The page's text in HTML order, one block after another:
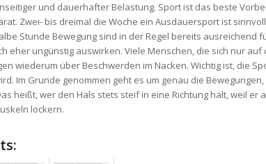
und dauerhafter Belastung. Sport ist das beste
Zwei- bis dreimal die Woche ein Ausdauersport ist
Stunde Bewegung sind in der Regel bereits ausreichend
eher ungünstig auswirken. Viele Menschen, die sich nur auf
wiederum über Beschwerden im Nacken. Wichtig ist, die
Im Grunde genommen geht es um genau die
heißt, wer den Hals stets steif in eine Richtung hält, weil er
lockern.